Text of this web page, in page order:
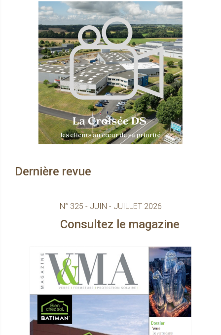
Dernière revue
N° 325 - JUIN - JUILLET 2026
le magazine